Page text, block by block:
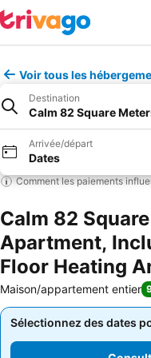
Voir tous les
Destination
Calm 82 Square
Arrivée/départ
Dates
Comment les paiements
Calm 82
Apartment,
Floor Heating
Maison/appartement entier
Sélectionnez des dates
Sélectionnez des dates